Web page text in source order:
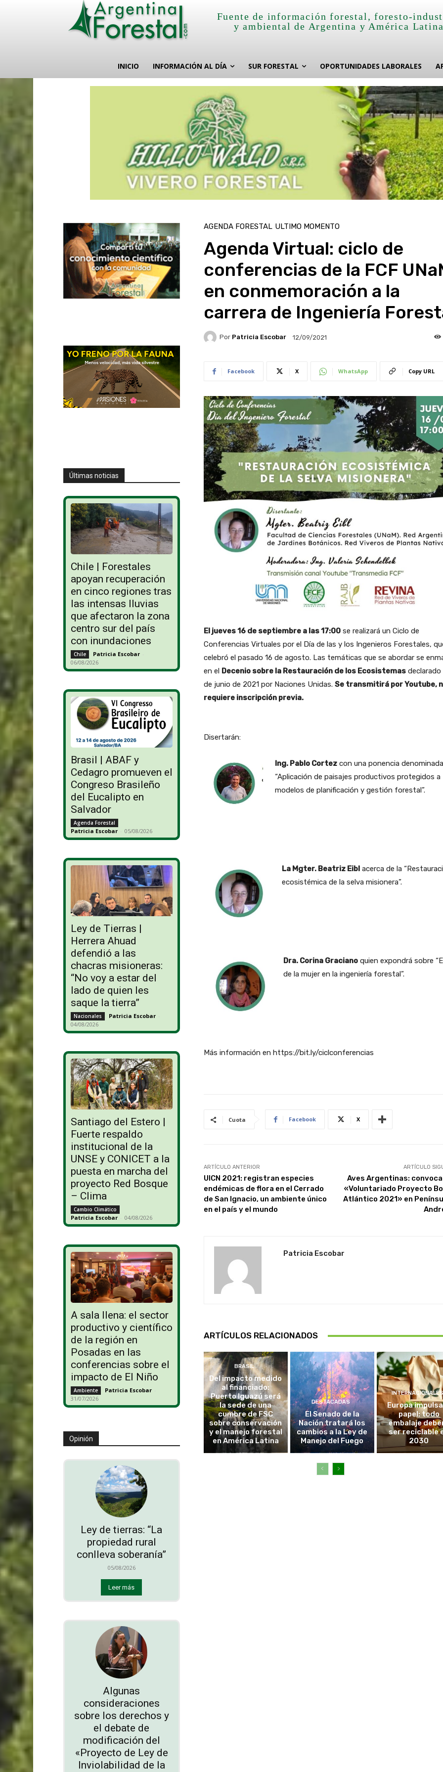
Fuente de información forestal, foresto-
y ambiental de Argentina y América
INICIO INFORMACIÓN AL DÍA SUR FORESTAL OPORTUNIDADES LABORALES
Últimas noticias
Chile | Forestales
apoyan recuperación
en cinco regiones tras
las intensas lluvias
que afectaron la zona
centro sur del país
con inundaciones
Chile Patricia Escobar -
06/08/2026
Brasil | ABAF y
Cedagro promueven el
Congreso Brasileño
del Eucalipto en
Salvador
Agenda Forestal
Patricia Escobar - 05/08/2026
Ley de Tierras |
Herrera Ahuad
defendió a las
chacras misioneras:
“No voy a estar del
lado de quien les
saque la tierra”
Nacionales Patricia Escobar -
04/08/2026
Santiago del Estero |
Fuerte respaldo
institucional de la
UNSE y CONICET a la
puesta en marcha del
proyecto Red Bosque
– Clima
Cambio Climático
Patricia Escobar - 04/08/2026
A sala llena: el sector
productivo y científico
de la región en
Posadas en las
conferencias sobre el
impacto de El Niño
Ambiente Patricia Escobar -
31/07/2026
Opinión
Ley de tierras: “La
propiedad rural
conlleva soberanía”
05/08/2026
Leer más
Algunas
consideraciones
sobre los derechos y
el debate de
modificación del
«Proyecto de Ley de
Inviolabilidad de la
AGENDA FORESTAL ULTIMO MOMENTO
Agenda Virtual: ciclo de
conferencias de la FCF
en conmemoración a la
carrera de Ingeniería
Por Patricia Escobar 12/09/2021
Facebook X WhatsApp Copy URL
El jueves 16 de septiembre a las 17:00se realizará un Ciclo de
Conferencias Virtuales por el Día de las y los Ingenieros Forestales,
celebró el pasado 16 de agosto. Las temáticas que se abordar se
en el Decenio sobre la Restauración de los Ecosistemasdeclarado
de junio de 2021 por Naciones Unidas. Se transmitirá por Youtube,
requiere inscripción previa.
Disertarán:
Ing. Pablo Cortezcon una ponencia
“Aplicación de paisajes productivos protegidos a
modelos de planificación y gestión forestal”.
La Mgter. Beatriz Eiblacerca de la
ecosistémica de la selva misionera”.
Dra. Corina Gracianoquien expondrá sobre
de la mujer en la ingeniería forestal”.
Más información en https://bit.ly/ciclconferencias
Cuota Facebook X
ARTÍCULO ANTERIOR
UICN 2021: registran especies
endémicas de flora en el Cerrado
de San Ignacio, un ambiente único
en el país y el mundo
ARTÍCULO
Aves Argentinas:
«Voluntariado Proyecto
Atlántico 2021» en
Patricia Escobar
ARTÍCULOS RELACIONADOS
BRASIL
Del impacto medido
al financiado:
Puerto Iguazú será
la sede de una
cumbre de FSC
sobre conservación
y el manejo forestal
en América Latina
DESTACADAS
El Senado de la
Nación tratará los
cambios a la Ley de
Manejo del Fuego
Europa
papel: todo
embalaje
ser reciclable
2030